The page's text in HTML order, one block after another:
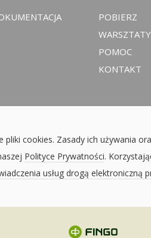
POBIERZ
WARSZTATY
POMOC
KONTAKT
cookies. Zasady ich używania
Polityce Prywatności.
usług drogą elektroniczną